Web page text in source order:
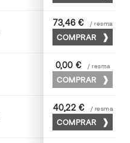
65 x 90
73,46 € / resma
COMPRAR
72 x 102
0,00 € / resma
COMPRAR
45 x 64
40,22 € / resma
COMPRAR